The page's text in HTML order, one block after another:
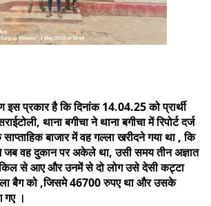
इस प्रकार है कि दिनांक 14.04.25 को प्रार्थी
थाना बगीचा ने थाना बगीचा में रिपोर्ट दर्ज
बाजार में वह गल्ला खरीदने गया था , कि
जब वह दुकान पर अकेले था, उसी समय तीन अज्ञात
से आए और उनमें से दो लोग उसे देसी कट्टा
बैग को ,जिसमे 46700 रुपए था और उसके
गए ।